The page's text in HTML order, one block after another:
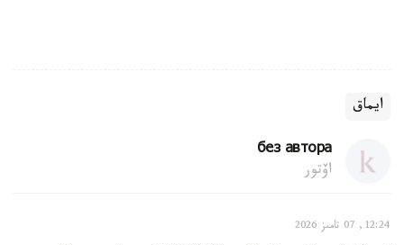
ايماق
без автора
اۆتور
12:24, 07 تامىز 2026